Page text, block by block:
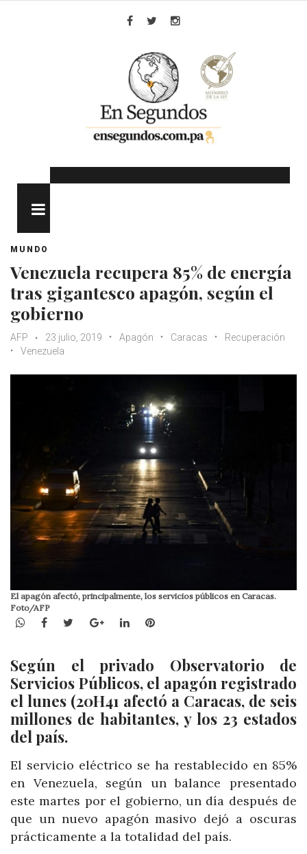
MUNDO
Venezuela recupera 85% de energía
tras gigantesco apagón, según el
gobierno
AFP 23 julio, 2019 Apagón Caracas
Recuperación
Venezuela
El apagón afectó, principalmente, los servicios públicos en Caracas.
Foto/AFP
WhatsApp
Facebook
TwitterGoogle+LinkedInPinterest
Según el privado Observatorio de
Servicios Públicos, el apagón registrado
el lunes (20H41 afectó a Caracas, de seis
millones de habitantes, y los 23 estados
del país.
El servicio eléctrico se ha restablecido en 85%
en Venezuela, según un balance presentado
este martes por el gobierno, un día después de
que un nuevo apagón masivo dejó a oscuras
prácticamente a la totalidad del país.